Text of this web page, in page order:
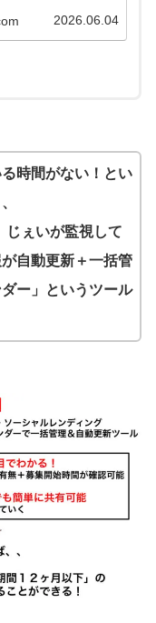
2026.06.04
時間がない！とい
ぇいが監視して
自動更新＋一括管
ー」というツール